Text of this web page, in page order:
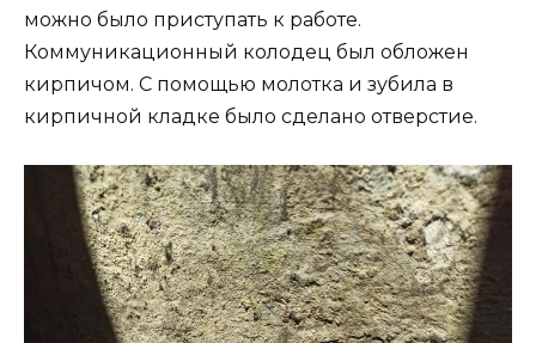
можно было приступать к работе.
Коммуникационный колодец был обложен
кирпичом. С помощью молотка и зубила в
кирпичной кладке было сделано отверстие.